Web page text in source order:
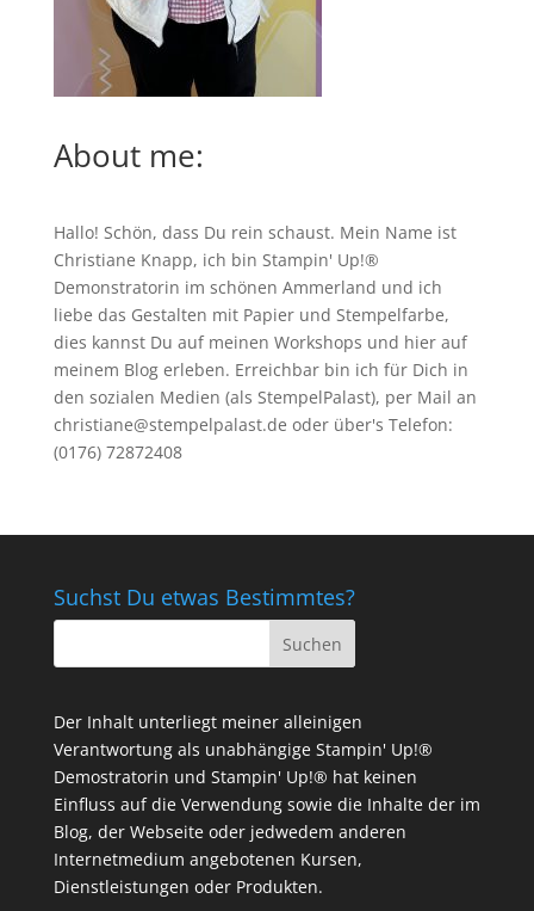
About me:
Hallo! Schön, dass Du rein schaust. Mein Name ist
Christiane Knapp, ich bin Stampin' Up!®
Demonstratorin im schönen Ammerland und ich
liebe das Gestalten mit Papier und Stempelfarbe,
dies kannst Du auf meinen Workshops und hier auf
meinem Blog erleben. Erreichbar bin ich für Dich in
den sozialen Medien (als StempelPalast), per Mail an
christiane@stempelpalast.de oder über's Telefon:
(0176) 72872408
Suchst Du etwas Bestimmtes?
Der Inhalt unterliegt meiner alleinigen
Verantwortung als unabhängige Stampin' Up!®
Demostratorin und Stampin' Up!® hat keinen
Einfluss auf die Verwendung sowie die Inhalte der im
Blog, der Webseite oder jedwedem anderen
Internetmedium angebotenen Kursen,
Dienstleistungen oder Produkten.